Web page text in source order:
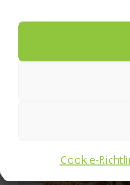
Cookie-
Ähnliche